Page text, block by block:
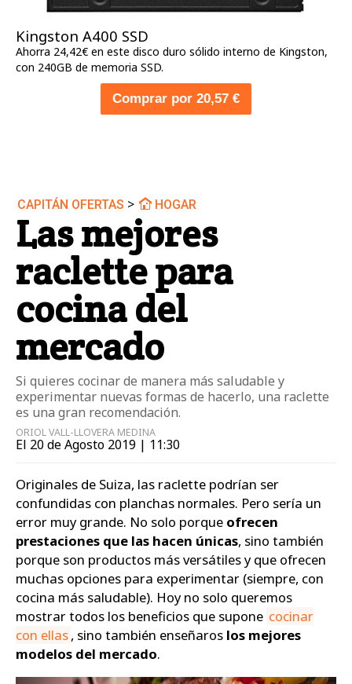
Kingston A400 SSD
Ahorra 24,42€ en este disco duro sólido interno de Kingston,
con 240GB de memoria SSD.
Comprar por 20,57 €
CAPITÁN OFERTAS > HOGAR
Las mejores
raclette para
cocina del
mercado
Si quieres cocinar de manera más saludable y
experimentar nuevas formas de hacerlo, una raclette
es una gran recomendación.
ORIOL VALL-LLOVERA MEDINA
El 20 de Agosto 2019 | 11:30
Originales de Suiza, las raclette podrían ser
confundidas con planchas normales. Pero sería un
error muy grande. No solo porque ofrecen
prestaciones que las hacen únicas, sino también
porque son productos más versátiles y que ofrecen
muchas opciones para experimentar (siempre, con
cocina más saludable). Hoy no solo queremos
mostrar todos los beneficios que supone cocinar
con ellas, sino también enseñaros los mejores
modelos del mercado.